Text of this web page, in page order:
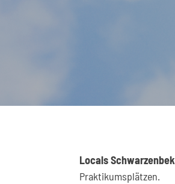
Locals Schwarzenbek
Praktikumsplätzen.